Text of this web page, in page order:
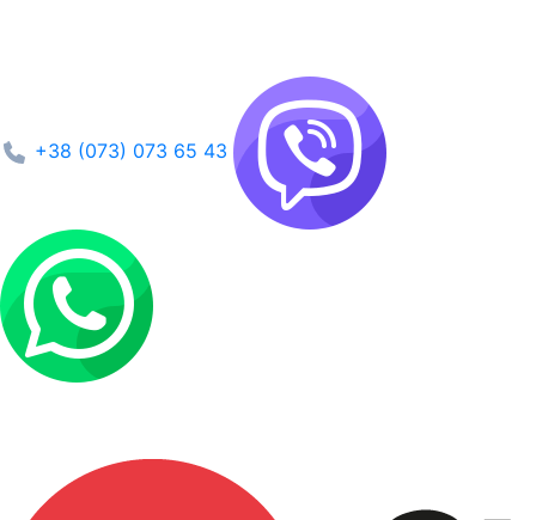
+38 (073) 073 65 43